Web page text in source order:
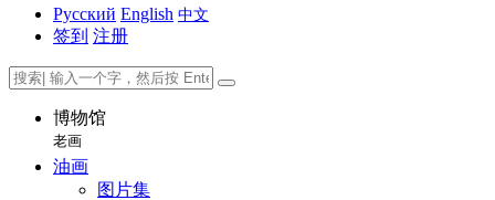
Русский English 中文
签到 注册
博物馆
老画
油画
图片集